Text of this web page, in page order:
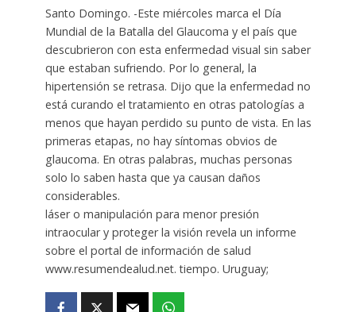
Santo Domingo. -Este miércoles marca el Día
Mundial de la Batalla del Glaucoma y el país que
descubrieron con esta enfermedad visual sin saber
que estaban sufriendo. Por lo general, la
hipertensión se retrasa. Dijo que la enfermedad no
está curando el tratamiento en otras patologías a
menos que hayan perdido su punto de vista. En las
primeras etapas, no hay síntomas obvios de
glaucoma. En otras palabras, muchas personas
solo lo saben hasta que ya causan daños
considerables.
láser o manipulación para menor presión
intraocular y proteger la visión revela un informe
sobre el portal de información de salud
www.resumendealud.net. tiempo. Uruguay;